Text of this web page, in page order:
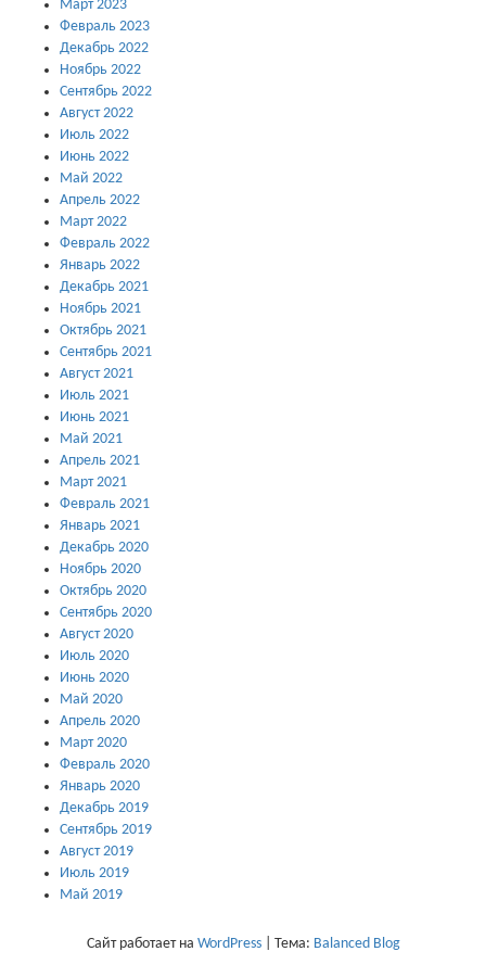
Март 2023
Февраль 2023
Декабрь 2022
Ноябрь 2022
Сентябрь 2022
Август 2022
Июль 2022
Июнь 2022
Май 2022
Апрель 2022
Март 2022
Февраль 2022
Январь 2022
Декабрь 2021
Ноябрь 2021
Октябрь 2021
Сентябрь 2021
Август 2021
Июль 2021
Июнь 2021
Май 2021
Апрель 2021
Март 2021
Февраль 2021
Январь 2021
Декабрь 2020
Ноябрь 2020
Октябрь 2020
Сентябрь 2020
Август 2020
Июль 2020
Июнь 2020
Май 2020
Апрель 2020
Март 2020
Февраль 2020
Январь 2020
Декабрь 2019
Сентябрь 2019
Август 2019
Июль 2019
Май 2019
Сайт работает на WordPress Тема: Balanced Blog